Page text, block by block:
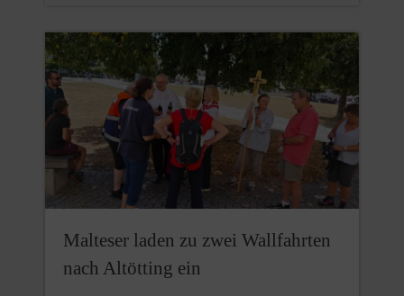
Malteser laden zu zwei Wallfahrten
nach Altötting ein